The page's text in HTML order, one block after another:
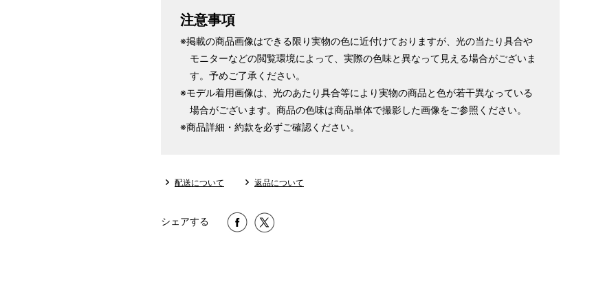
注意事項
※掲載の商品画像はできる限り実物の色に近付けておりますが、光の当たり具合や
モニターなどの閲覧環境によって、実際の色味と異なって見える場合がございま
す。予めご了承ください。
※モデル着用画像は、光のあたり具合等により実物の商品と色が若干異なっている
場合がございます。商品の色味は商品単体で撮影した画像をご参照ください。
※商品詳細・約款を必ずご確認ください。
配送について 返品について
シェアする